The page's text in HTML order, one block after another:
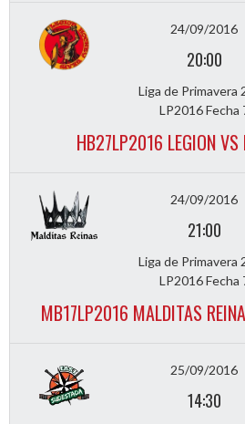
24/09/2016
20:00
Liga de Primavera
LP2016 Fecha
HB27LP2016 LEGION VS
24/09/2016
21:00
Liga de Primavera
LP2016 Fecha
MB17LP2016 MALDITAS
25/09/2016
14:30